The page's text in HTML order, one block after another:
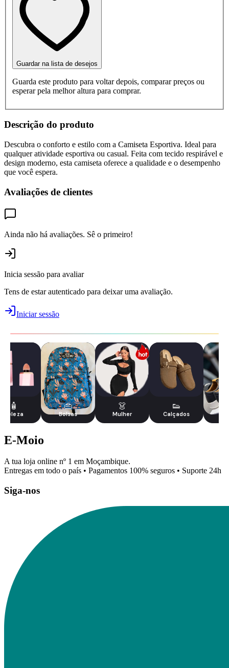
Guardar na lista de desejos
Guarda este produto para voltar depois, comparar preços ou
esperar pela melhor altura para comprar.
Descrição do produto
Descubra o conforto e estilo com a Camiseta Esportiva. Ideal para
qualquer atividade esportiva ou casual. Feita com tecido respirável e
design moderno, esta camiseta oferece a qualidade e o desempenho
que você espera.
Avaliações de clientes
Ainda não há avaliações. Sê o primeiro!
Inicia sessão para avaliar
Tens de estar autenticado para deixar uma avaliação.
Iniciar sessão
🧴
Beleza
👜
Bolsas
👗
Mulher
👟
Calçados
E-Moio
A tua loja online nº 1 em Moçambique.
Entregas em todo o país • Pagamentos 100% seguros • Suporte 24h
Siga-nos